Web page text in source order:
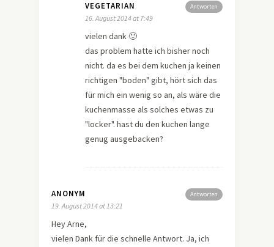
Antworten
VEGETARIAN
16. August 2014 at 7:49
vielen dank 🙂
das problem hatte ich bisher noch
nicht. da es bei dem kuchen ja keinen
richtigen "boden" gibt, hört sich das
für mich ein wenig so an, als wäre die
kuchenmasse als solches etwas zu
"locker". hast du den kuchen lange
genug ausgebacken?
Antworten
ANONYM
19. August 2014 at 13:21
Hey Arne,
vielen Dank für die schnelle Antwort. Ja, ich